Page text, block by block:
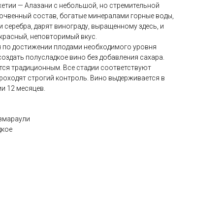
— Алазани с небольшой, но стремительной
состав, богатые минералами горные воды,
дарят винограду, выращенному здесь, и
неповторимый вкус.
достижении плодами необходимого уровня
полусладкое вино без добавления сахара.
традиционным. Все стадии соответствуют
строгий контроль. Вино выдерживается в
12 месяцев.